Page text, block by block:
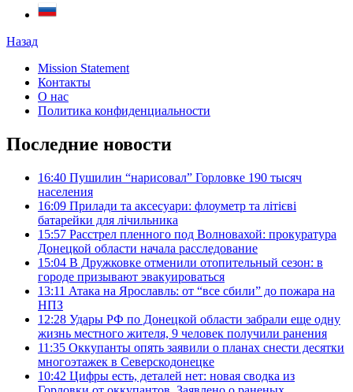
Назад
Mission Statement
Контакты
О нас
Политика конфиденциальности
Последние новости
16:40 Пушилин “нарисовал” Горловке 190 тысяч
населения
16:09 Прилади та аксесуари: флоуметр та літієві
батарейки для лічильника
15:57 Расстрел пленного под Волновахой: прокуратура
Донецкой области начала расследование
15:04 В Дружковке отменили отопительный сезон: в
городе призывают эвакуироваться
13:11 Атака на Ярославль: от “все сбили” до пожара на
НПЗ
12:28 Удары РФ по Донецкой области забрали еще одну
жизнь местного жителя, 9 человек получили ранения
11:35 Оккупанты опять заявили о планах снести десятки
многоэтажек в Северскодонецке
10:42 Цифры есть, деталей нет: новая сводка из